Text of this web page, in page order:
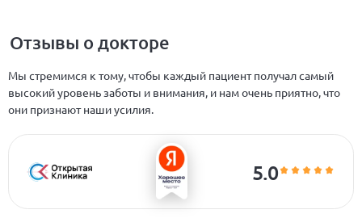
Отзывы о докторе
Мы стремимся к тому, чтобы каждый пациент получал самый
высокий уровень заботы и внимания, и нам очень приятно, что
они признают наши усилия.
5.0